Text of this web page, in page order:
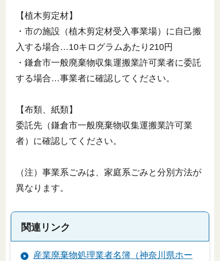
【植木剪定材】
・市の施設（植木剪定材受入事業場）に自己搬
入する場合…10キログラムあたり210円
・鎌倉市一般廃棄物収集運搬業許可業者に委託
する場合…事業者に確認してください。
【布類、紙類】
委託先（鎌倉市一般廃棄物収集運搬業許可業
者）に確認してください。
（注）事業系ごみは、家庭系ごみと分別方法が
異なります。
関連リンク
産業廃棄物処理業者名簿（神奈川県ホー